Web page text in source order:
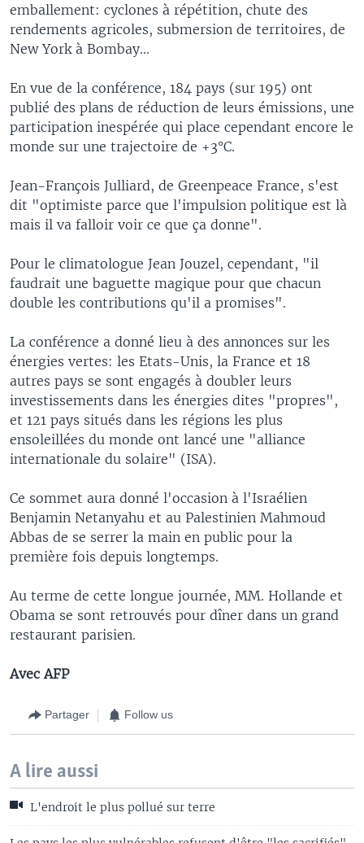
emballement: cyclones à répétition, chute des
rendements agricoles, submersion de territoires, de
New York à Bombay...
En vue de la conférence, 184 pays (sur 195) ont
publié des plans de réduction de leurs émissions, une
participation inespérée qui place cependant encore le
monde sur une trajectoire de +3°C.
Jean-François Julliard, de Greenpeace France, s'est
dit "optimiste parce que l'impulsion politique est là
mais il va falloir voir ce que ça donne".
Pour le climatologue Jean Jouzel, cependant, "il
faudrait une baguette magique pour que chacun
double les contributions qu'il a promises".
La conférence a donné lieu à des annonces sur les
énergies vertes: les Etats-Unis, la France et 18
autres pays se sont engagés à doubler leurs
investissements dans les énergies dites "propres",
et 121 pays situés dans les régions les plus
ensoleillées du monde ont lancé une "alliance
internationale du solaire" (ISA).
Ce sommet aura donné l'occasion à l'Israélien
Benjamin Netanyahu et au Palestinien Mahmoud
Abbas de se serrer la main en public pour la
première fois depuis longtemps.
Au terme de cette longue journée, MM. Hollande et
Obama se sont retrouvés pour dîner dans un grand
restaurant parisien.
Avec AFP
Partager Follow us
A lire aussi
L'endroit le plus pollué sur terre